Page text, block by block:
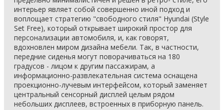
интерьер являет собой совершенно иной подход и
воплощает стратегию "свободного стиля" Hyundai (Style
Set Free), который открывает широкий простор для
персонализации автомобиля, и, как говорят,
вдохновлен миром дизайна мебели. Так, в частности,
передние сиденья могут поворачиваться на 180
градусов - лицом к другим пассажирам, а
информационно-развлекательная система оснащена
проекционно-лучевым интерфейсом, который заменяет
центральный сенсорный дисплей целым рядом
небольших дисплеев, встроенных в приборную панель.